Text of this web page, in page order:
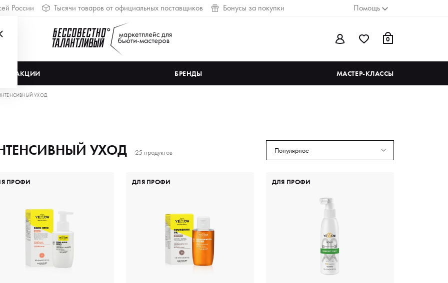
России Тысячи товаров от официальных поставщиков Бонусы за покупки Помощь
0
АКЦИИ БРЕНДЫ МАСТЕР-КЛАССЫ
УХОД
УХОД 25 продуктов Популярное
ПРОФИ ДЛЯ ПРОФИ ДЛЯ ПРОФИ